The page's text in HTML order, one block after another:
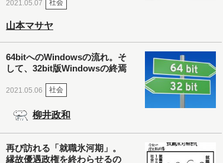
2021.05.07 社会
山本マサヤ
64bitへのWindowsの流れ。そ
して、32bit版Windowsの終焉
2021.05.06 社会
柳井政和
再び訪れる「就職氷河期」。
縁故優遇政権を終わらせるの